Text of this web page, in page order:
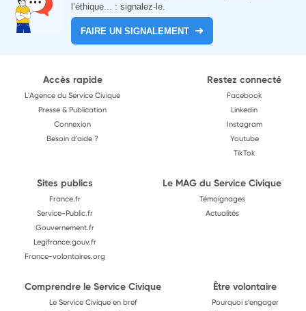
l’éthique... : signalez-le.
FAIRE UN SIGNALEMENT
Accès rapide
L'Agence du Service Civique
Presse & Publication
Connexion
Besoin d'aide ?
Restez connecté
Facebook
Linkedin
Instagram
Youtube
TikTok
Sites publics
France.fr
Service-Public.fr
Gouvernement.fr
Legifrance.gouv.fr
France-volontaires.org
Le MAG du Service Civique
Témoignages
Actualités
Comprendre le Service Civique
Le Service Civique en bref
Être volontaire
Pourquoi s'engager